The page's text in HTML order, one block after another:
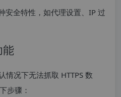
全特性，如代理设置、IP 过
能
情况下无法抓取 HTTPS 数
步骤：